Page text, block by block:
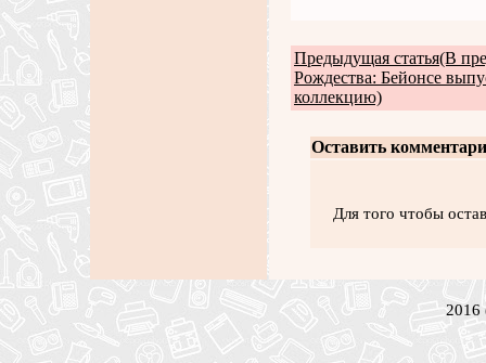
Предыдущая статья(В
Рождества: Бейонсе
коллекцию)
Оставить
Для того чтобы